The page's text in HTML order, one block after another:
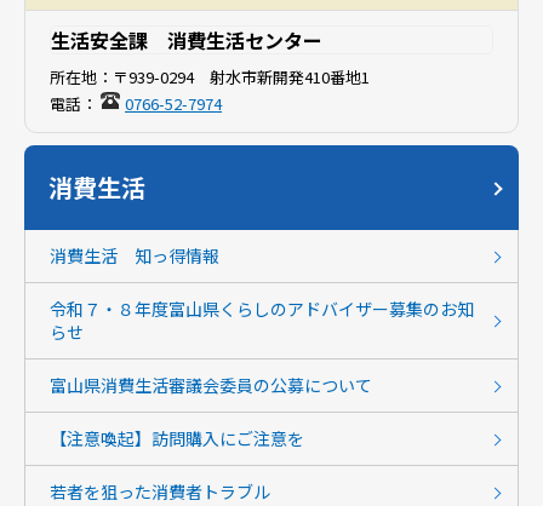
生活安全課 消費生活センター
所在地： 〒939-0294 射水市新開発410番地1
電話：
0766-52-7974
消費生活
消費生活 知っ得情報
令和７・８年度富山県くらしのアドバイザー募集のお知
らせ
富山県消費生活審議会委員の公募について
【注意喚起】訪問購入にご注意を
若者を狙った消費者トラブル